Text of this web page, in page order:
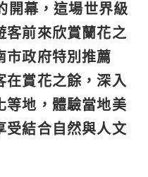
開幕，這場世界級
客前來欣賞蘭花之
市政府特別推薦
在賞花之餘，深入
等地，體驗當地美
受結合自然與人文